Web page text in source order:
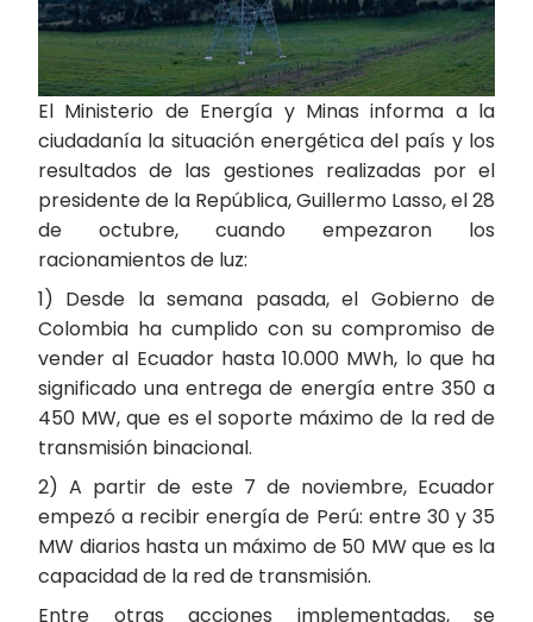
El Ministerio de Energía y Minas informa a la
ciudadanía la situación energética del país y los
resultados de las gestiones realizadas por el
presidente de la República, Guillermo Lasso, el 28
de octubre, cuando empezaron los
racionamientos de luz:
1) Desde la semana pasada, el Gobierno de
Colombia ha cumplido con su compromiso de
vender al Ecuador hasta 10.000 MWh, lo que ha
significado una entrega de energía entre 350 a
450 MW, que es el soporte máximo de la red de
transmisión binacional.
2) A partir de este 7 de noviembre, Ecuador
empezó a recibir energía de Perú: entre 30 y 35
MW diarios hasta un máximo de 50 MW que es la
capacidad de la red de transmisión.
Entre otras acciones implementadas, se